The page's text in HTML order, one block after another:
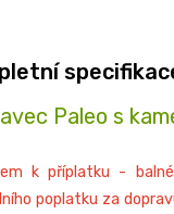
Paleo s
k příplatku -
poplatku za